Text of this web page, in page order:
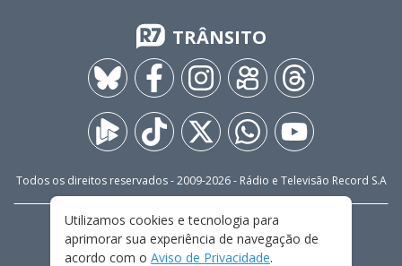
TRÂNSITO
Todos os direitos reservados - 2009-2026- Rádio e Televisão Record S.A
FALE CONOSCO
PRIVACIDADE
TERMOS E CONDIÇÕES DE USO
Utilizamos cookies e tecnologia para
aprimorar sua experiência de navegação de
acordo com o Aviso de Privacidade.